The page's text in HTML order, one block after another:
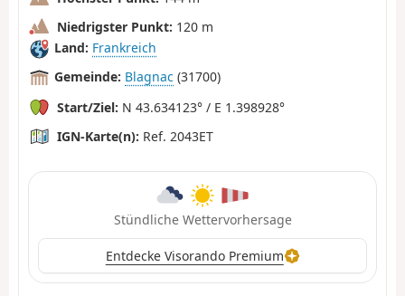
Niedrigster Punkt: 120 m
Land: Frankreich
Gemeinde: Blagnac (31700)
Start/Ziel: N 43.634123° / E 1.398928°
IGN-Karte(n): Ref. 2043ET
Stündliche Wettervorhersage
Entdecke Visorando Premium